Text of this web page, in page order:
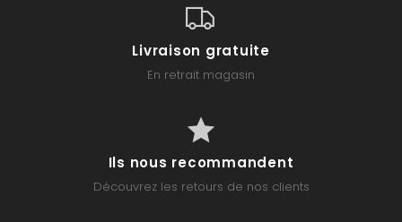
Livraison gratuite
En retrait magasin
Ils nous recommandent
Découvrez les retours de nos clients